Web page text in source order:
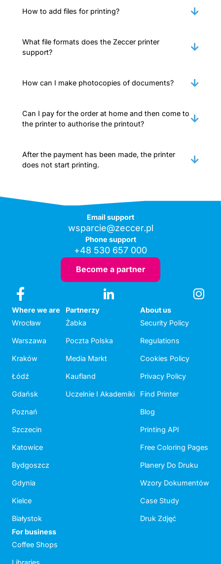
How to add files for printing?
What file formats does the Zeccer printer
support?
How can I make photocopies of documents?
Can I pay for the order at home and then come to
the printer to authorise the printout?
After the payment has been made, the printer
does not start printing.
Email support
wsparcie@zeccer.pl
Phone support
+48 530 657 000
Become a partner
Where we are
Wrocław
Warszawa
Kraków
Łódź
Gdańsk
Poznań
Szczecin
Katowice
Bydgoszcz
Gdynia
Kielce
Białystok
Partnerzy
Żabka
Poczta Polska
Media Markt
Kaufland
Uczelnie I Akademiki
About us
Security Policy
Regulations
Cookies Policy
Privacy Policy
Find Printer
Blog
Printing API
Free Coloring Pages
Planery Do Druku
Wzory Dokumentów
Case Study
Druk Zdjęć
For business
Coffee Shops